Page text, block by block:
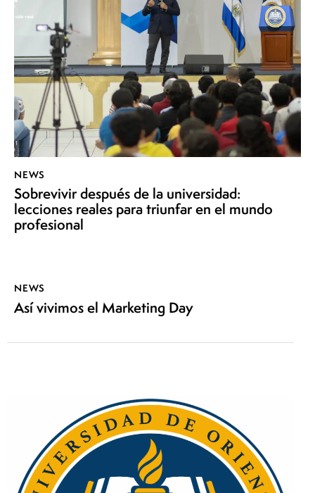
NEWS
Sobrevivir después de la universidad:
lecciones reales para triunfar en el mundo
profesional
NEWS
Así vivimos el Marketing Day